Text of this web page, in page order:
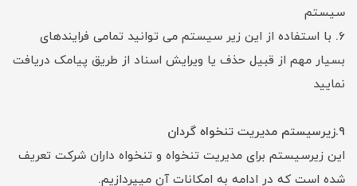
سیستم
6. با استفاده از این زیر سیستم می توانید تمامی فرایند‌های
بسیار مهم از قبیل حذف یا ویرایش اسناد از طریق پیامک دریافت
نمایید
9.زیرسیستم مدیریت تنخواه گردان
این زیرسیستم برای مدیریت تنخواه و تنخواه داران شرکت تعریف
شده است که در ادامه به امکانات آن میپردازیم.